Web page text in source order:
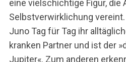
eine vielschichtige Figur, die
Selbstverwirklichung
Juno Tag für Tag ihr
kranken Partner und ist der
Jupiter«. Zum anderen